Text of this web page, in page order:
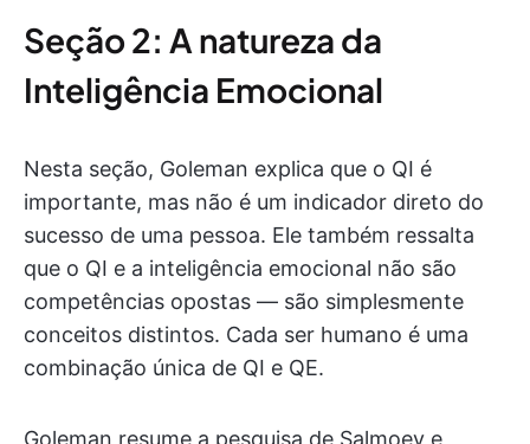
Seção 2: A natureza da
Inteligência Emocional
Nesta seção, Goleman explica que o QI é
importante, mas não é um indicador direto do
sucesso de uma pessoa. Ele também ressalta
que o QI e a inteligência emocional não são
competências opostas — são simplesmente
conceitos distintos. Cada ser humano é uma
combinação única de QI e QE.